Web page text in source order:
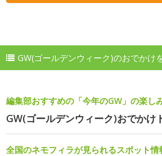
GW(ゴールデンウィーク)のおでかけ
編集部おすすめの「今年のGW」の楽し
GW(ゴールデンウィーク)おでかけ
全国のネモフィラが見られるスポット